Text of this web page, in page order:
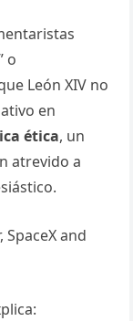
o
León XIV no
en
ética, un
atrevido a